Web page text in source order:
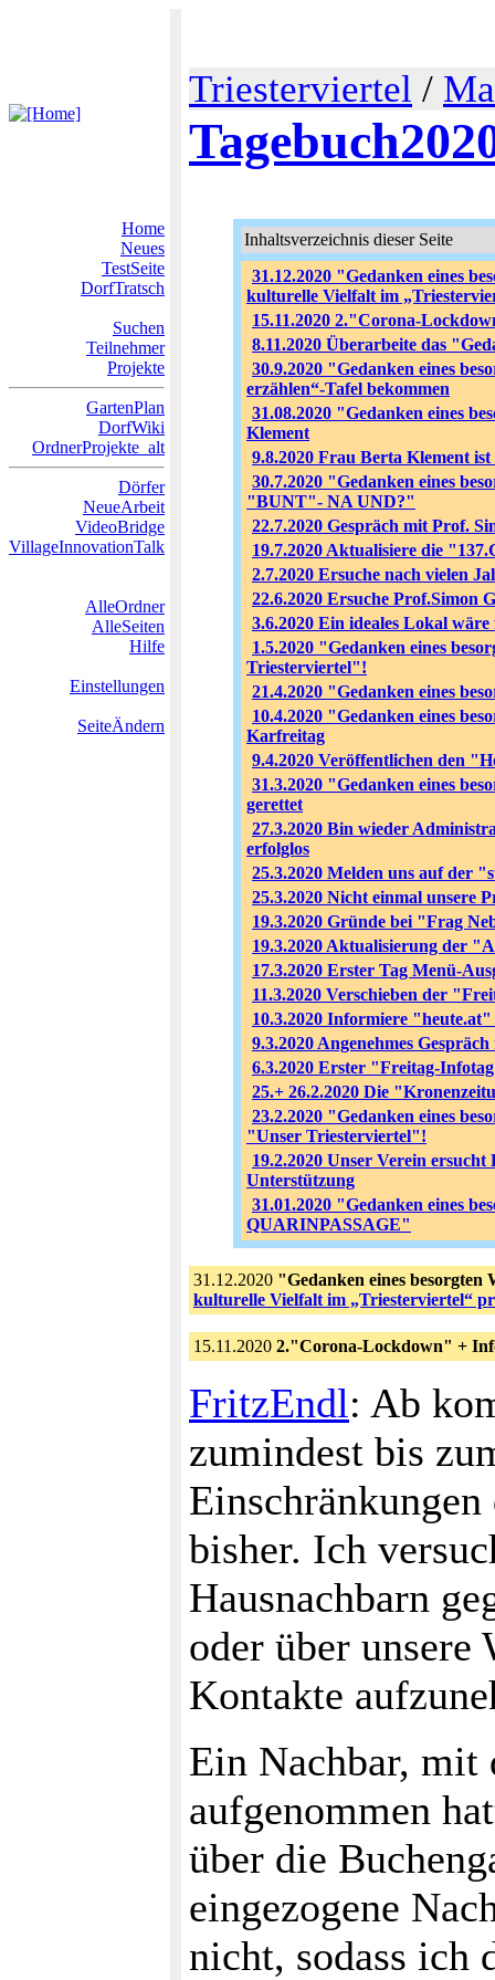
Triesterviertel /
Home
Neues
TestSeite
DorfTratsch
Suchen
Teilnehmer
Projekte
GartenPlan
DorfWiki
OrdnerProjekte_alt
Dörfer
NeueArbeit
VideoBridge
VillageInnovationTalk
AlleOrdner
AlleSeiten
Hilfe
Einstellungen
SeiteÄndern
Inhaltsverzeichnis dieser Seite
31.12.2020 "Gedanken eines
kulturelle Vielfalt im
15.11.2020 2."Corona-
8.11.2020 Überarbeite das
30.9.2020 "Gedanken eines
erzählen“-Tafel bekommen
31.08.2020 "Gedanken eines
Klement
9.8.2020 Frau Berta Klement
30.7.2020 "Gedanken eines
"BUNT"- NA UND?"
22.7.2020 Gespräch mit Prof.
19.7.2020 Aktualisiere die
2.7.2020 Ersuche nach vielen
22.6.2020 Ersuche Prof.Simon
3.6.2020 Ein ideales Lokal
1.5.2020 "Gedanken eines
Triesterviertel"!
21.4.2020 "Gedanken eines
10.4.2020 "Gedanken eines
Karfreitag
9.4.2020 Veröffentlichen den
31.3.2020 "Gedanken eines
gerettet
27.3.2020 Bin wieder
erfolglos
25.3.2020 Melden uns auf der
25.3.2020 Nicht einmal unsere
19.3.2020 Gründe bei "Frag
19.3.2020 Aktualisierung der
17.3.2020 Erster Tag Menü-
11.3.2020 Verschieben der
10.3.2020 Informiere
9.3.2020 Angenehmes
6.3.2020 Erster "Freitag-
25.+ 26.2.2020 Die
23.2.2020 "Gedanken eines
"Unser Triesterviertel"!
19.2.2020 Unser Verein
Unterstützung
31.01.2020 "Gedanken eines
QUARINPASSAGE"
31.12.2020 "Gedanken eines
kulturelle Vielfalt im „Triesterviertel“
15.11.2020 2."Corona-Lockdown" +
FritzEndl: Ab
zumindest bis
bisher. Ich
Hausnachbarn
oder über
Kontakte
Ein Nachbar, mit
aufgenommen
über die
eingezogene
nicht, sodass ich